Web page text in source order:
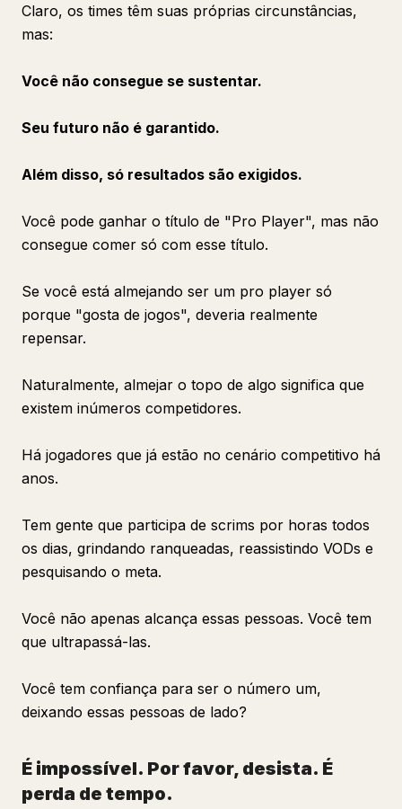
Claro, os times têm suas próprias circunstâncias,
mas:
Você não consegue se sustentar.
Seu futuro não é garantido.
Além disso, só resultados são exigidos.
Você pode ganhar o título de "Pro Player", mas não
consegue comer só com esse título.
Se você está almejando ser um pro player só
porque "gosta de jogos", deveria realmente
repensar.
Naturalmente, almejar o topo de algo significa que
existem inúmeros competidores.
Há jogadores que já estão no cenário competitivo há
anos.
Tem gente que participa de scrims por horas todos
os dias, grindando ranqueadas, reassistindo VODs e
pesquisando o meta.
Você não apenas alcança essas pessoas. Você tem
que ultrapassá-las.
Você tem confiança para ser o número um,
deixando essas pessoas de lado?
É impossível. Por favor, desista. É
perda de tempo.